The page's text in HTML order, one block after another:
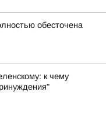
обесточена
к чему